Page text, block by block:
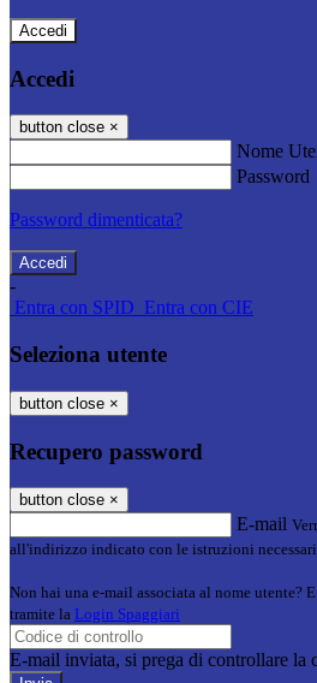
Accedi
Accedi
button close ×
Nome
Password
Password dimenticata?
-
Entra con SPID Entra con CIE
Seleziona utente
button close ×
Recupero password
button close ×
E-mail
all'indirizzo indicato con le istruzioni
Non hai una e-mail associata al nome utente?
tramite la Login Spaggiari
E-mail inviata, si prega di controllare la